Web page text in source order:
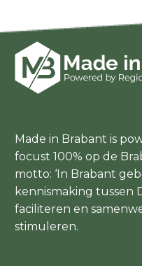
Made in Brabant is
focust 100% op de
motto: ‘In Brabant
kennismaking tussen
faciliteren en
stimuleren.